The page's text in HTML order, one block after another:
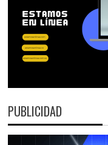
PUBLICIDAD